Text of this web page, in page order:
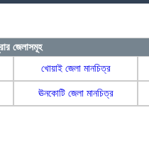
জেলাসমূহ
খোয়াই জেলা মানচিত্র
ঊনকোটি জেলা মানচিত্র